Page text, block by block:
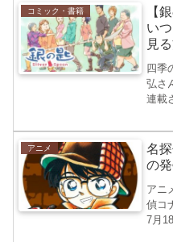
発
コミック・書籍
【
い
見
四季
弘さ
連載
こ
師」
ど、
方が
アニメ
名
の
アニ
偵コ
7月
日